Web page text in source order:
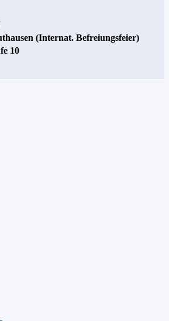
(Internat. Befreiungsfeier)
10